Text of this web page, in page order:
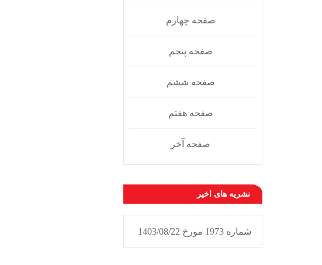
صفحه چهارم
صفحه پنجم
صفحه ششم
صفحه هفتم
صفحه آخر
نشریه های اخیر
شماره 1973 مورخ 1403/08/22